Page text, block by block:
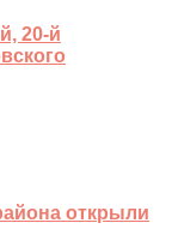
20-й
открыли